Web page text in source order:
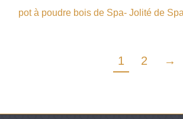
pot à poudre bois de Spa- Jolité de
1 2 →